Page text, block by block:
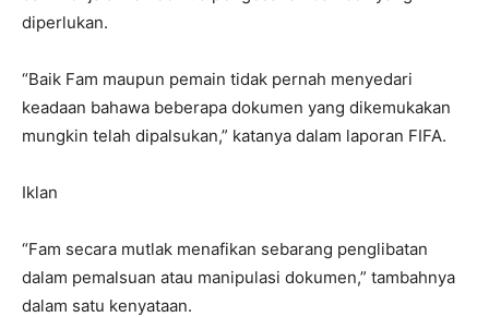
diperlukan.
“Baik Fam maupun pemain tidak pernah menyedari
keadaan bahawa beberapa dokumen yang dikemukakan
mungkin telah dipalsukan,” katanya dalam laporan FIFA.
Iklan
“Fam secara mutlak menafikan sebarang penglibatan
dalam pemalsuan atau manipulasi dokumen,” tambahnya
dalam satu kenyataan.